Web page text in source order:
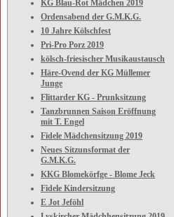
KG Blau-Rot Mädchen 2019
Ordensabend der G.M.K.G.
10 Jahre Kölschfest
Pri-Pro Porz 2019
kölsch-friesischer Musikaustausch
Häre-Ovend der KG Müllemer
Junge
Flittarder KG - Prunksitzung
Tanzbrunnen Saison Eröffnung
mit T. Engel
Fidele Mädchensitzung 2019
Neues Sitzunsformat der
G.M.K.G.
KKG Blomekörfge - Blome Jeck
Fidele Kindersitzung
E Jot Jeföhl